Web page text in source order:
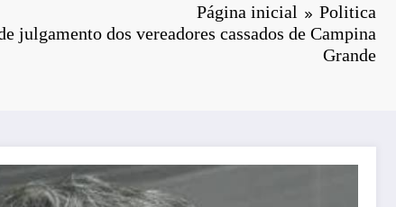
Página inicial
Politica
julgamento dos vereadores cassados de Campina
Grande